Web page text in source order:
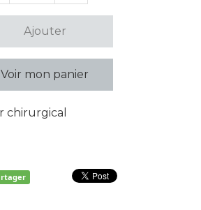
Ajouter
Voir mon panier
chirurgical